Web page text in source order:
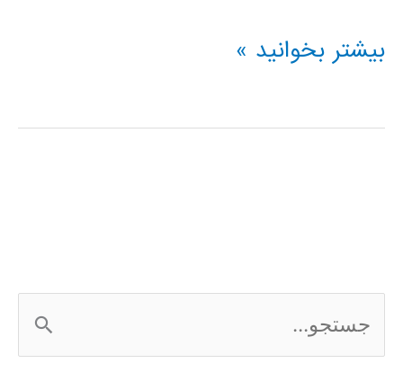
آموزش
افزار
بیشتر بخوانید »
س